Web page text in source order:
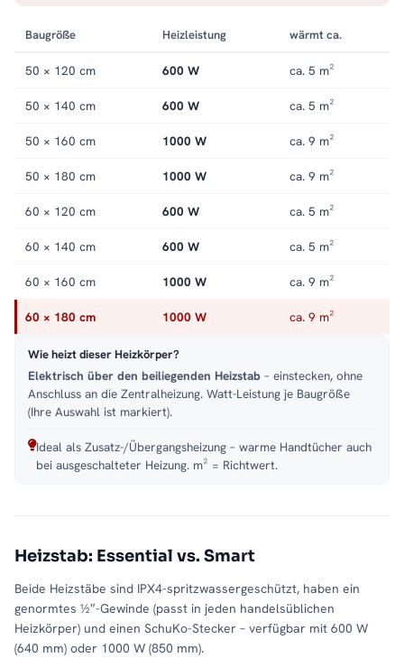
Baugröße Heizleistung wärmt ca.
50 × 120 cm 600 W ca. 5 m²
50 × 140 cm 600 W ca. 5 m²
50 × 160 cm 1000 W ca. 9 m²
50 × 180 cm 1000 W ca. 9 m²
60 × 120 cm 600 W ca. 5 m²
60 × 140 cm 600 W ca. 5 m²
60 × 160 cm 1000 W ca. 9 m²
60 × 180 cm 1000 W ca. 9 m²
Wie heizt dieser Heizkörper?
Elektrisch über den beiliegenden Heizstab – einstecken, ohne
Anschluss an die Zentralheizung. Watt-Leistung je Baugröße
(Ihre Auswahl ist markiert).
Ideal als Zusatz-/Übergangsheizung – warme Handtücher auch
bei ausgeschalteter Heizung. m² = Richtwert.
Heizstab: Essential vs. Smart
Beide Heizstäbe sind IPX4-spritzwassergeschützt, haben ein
genormtes ½″-Gewinde (passt in jeden handelsüblichen
Heizkörper) und einen SchuKo-Stecker – verfügbar mit 600 W
(640 mm) oder 1000 W (850 mm).